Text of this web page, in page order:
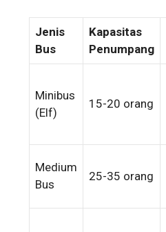
Jenis
Bus
Kapasitas
Penumpang
Minibus
(Elf)
15-20 orang
Medium
Bus
25-35 orang